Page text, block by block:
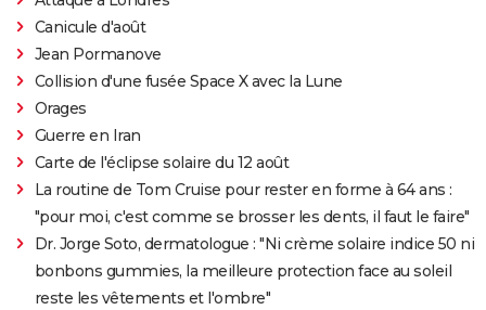
Canicule d'août
Jean Pormanove
Collision d'une fusée Space X avec la Lune
Orages
Guerre en Iran
Carte de l'éclipse solaire du 12 août
La routine de Tom Cruise pour rester en forme à 64 ans :
"pour moi, c'est comme se brosser les dents, il faut le faire"
Dr. Jorge Soto, dermatologue : "Ni crème solaire indice 50 ni
bonbons gummies, la meilleure protection face au soleil
reste les vêtements et l'ombre"